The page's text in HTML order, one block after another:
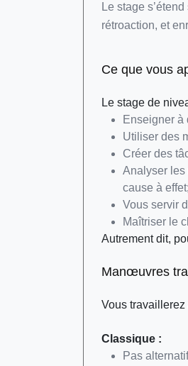
Le stage
rétroaction, et
Ce que vous
Le stage de
Enseigner à
Utiliser des
Créer des
Analyser les
cause à effet;
Vous servir
Maîtriser le
Autrement dit,
Manœuvres
Vous
Classique :
Pas